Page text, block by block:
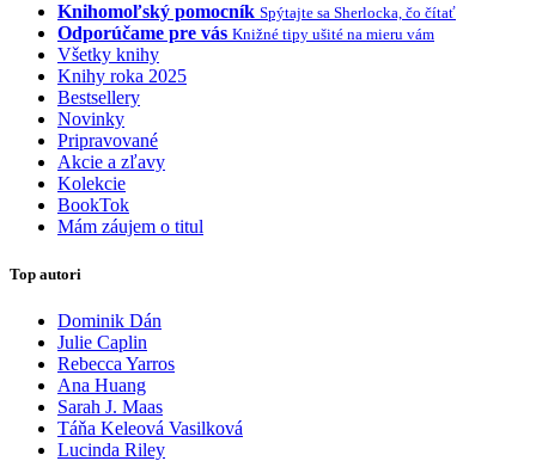
Knihomoľský pomocník Spýtajte sa Sherlocka, čo čítať
Odporúčame pre vás Knižné tipy ušité na mieru vám
Všetky knihy
Knihy roka 2025
Bestsellery
Novinky
Pripravované
Akcie a zľavy
Kolekcie
BookTok
Mám záujem o titul
Top autori
Dominik Dán
Julie Caplin
Rebecca Yarros
Ana Huang
Sarah J. Maas
Táňa Keleová Vasilková
Lucinda Riley